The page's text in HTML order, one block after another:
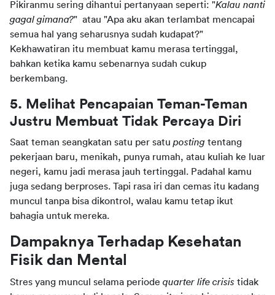
Pikiranmu sering dihantui pertanyaan seperti: "Kalau nanti
gagal gimana?"  atau "Apa aku akan terlambat mencapai
semua hal yang seharusnya sudah kudapat?"
Kekhawatiran itu membuat kamu merasa tertinggal,
bahkan ketika kamu sebenarnya sudah cukup
berkembang.
5. Melihat Pencapaian Teman-Teman
Justru Membuat Tidak Percaya Diri
Saat teman seangkatan satu per satu posting tentang
pekerjaan baru, menikah, punya rumah, atau kuliah ke luar
negeri, kamu jadi merasa jauh tertinggal. Padahal kamu
juga sedang berproses. Tapi rasa iri dan cemas itu kadang
muncul tanpa bisa dikontrol, walau kamu tetap ikut
bahagia untuk mereka.
Dampaknya Terhadap Kesehatan
Fisik dan Mental
Stres yang muncul selama periode quarter life crisis tidak